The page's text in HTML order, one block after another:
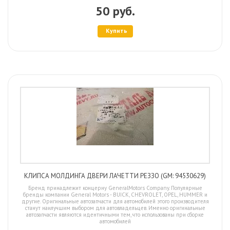
50 руб.
Купить
КЛИПСА МОЛДИНГА ДВЕРИ ЛАЧЕТТИ РЕЗЗО (GM: 94530629)
Бренд принадлежит концерну GeneralMotors Company. Популярные
бренды компании General Motors - BUICK, CHEVROLET, OPEL, HUMMER и
другие. Оригинальные автозапчасти для автомобилей этого производителя
станут наилучшим выбором для автовладельцев. Именно оригинальные
автозапчасти являются идентичными тем, что использованы при сборке
автомобилей